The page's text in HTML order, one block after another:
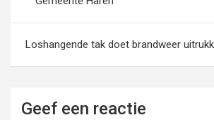
Loshangende tak doet brandweer
Geef een reactie